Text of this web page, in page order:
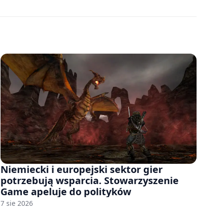
Niemiecki i europejski sektor gier
potrzebują wsparcia. Stowarzyszenie
Game apeluje do polityków
7 sie 2026